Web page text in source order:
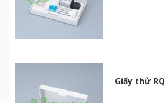
Giấy thử RQ